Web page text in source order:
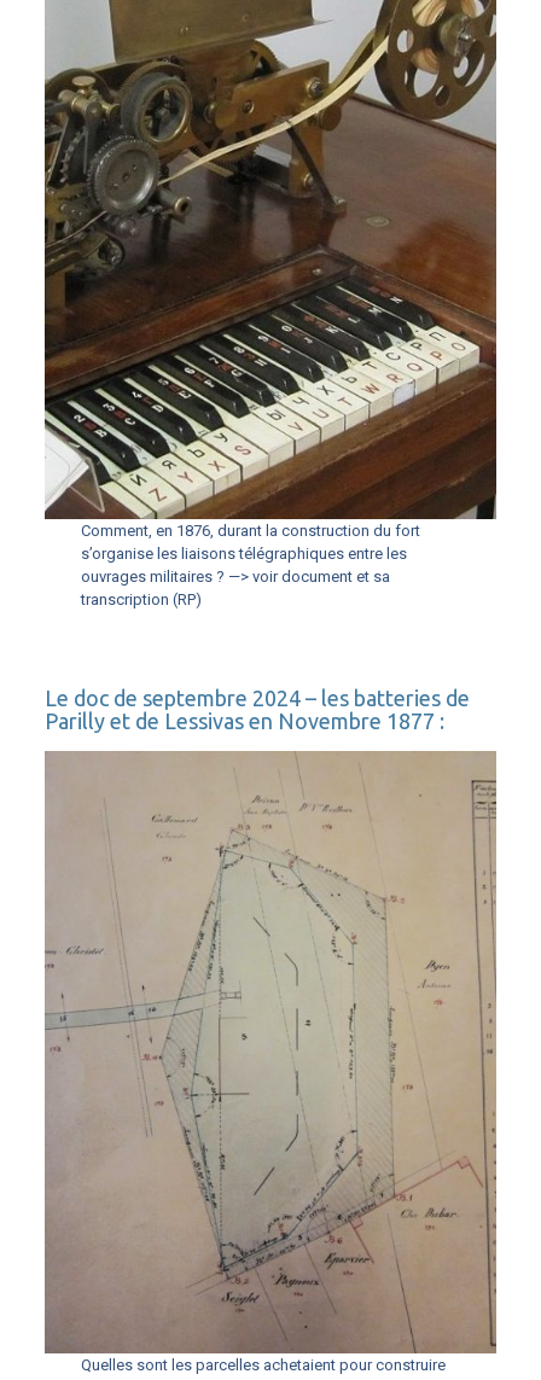
Comment, en 1876, durant la construction du fort
s’organise les liaisons télégraphiques entre les
ouvrages militaires ? —> voir document et sa
transcription (RP)
Le doc de septembre 2024 – les batteries de
Parilly et de Lessivas en Novembre 1877 :
Quelles sont les parcelles achetaient pour construire